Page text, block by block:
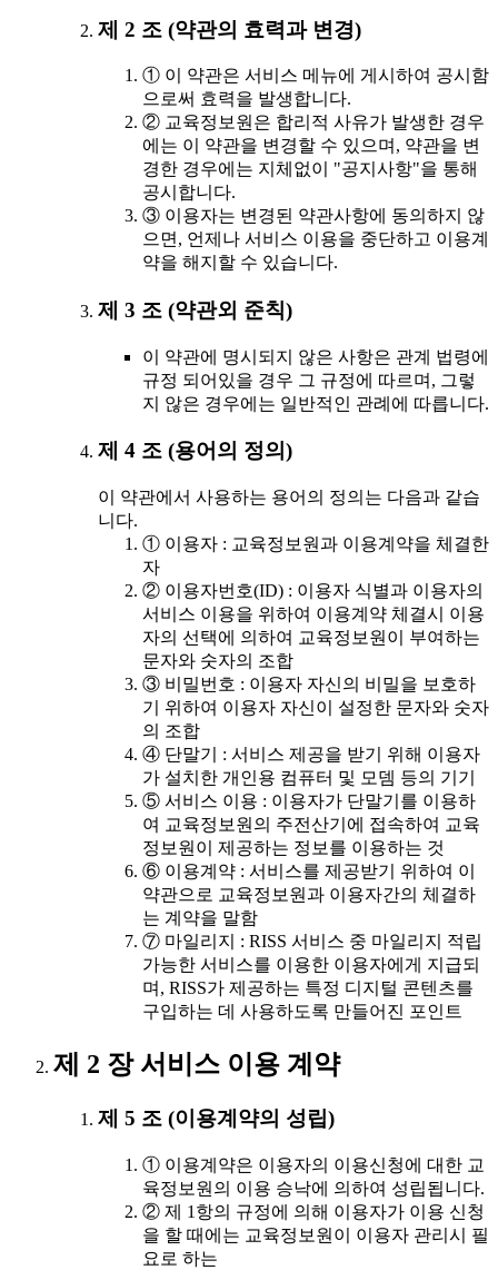
제 2 조 (약관의 효력과 변경)
① 이 약관은 서비스 메뉴에 게시하여 공시함
으로써 효력을 발생합니다.
② 교육정보원은 합리적 사유가 발생한 경우
에는 이 약관을 변경할 수 있으며, 약관을 변
경한 경우에는 지체없이 "공지사항"을 통해
공시합니다.
③ 이용자는 변경된 약관사항에 동의하지 않
으면, 언제나 서비스 이용을 중단하고 이용계
약을 해지할 수 있습니다.
제 3 조 (약관외 준칙)
이 약관에 명시되지 않은 사항은 관계 법령에
규정 되어있을 경우 그 규정에 따르며, 그렇
지 않은 경우에는 일반적인 관례에 따릅니다.
제 4 조 (용어의 정의)
이 약관에서 사용하는 용어의 정의는 다음과 같습
니다.
① 이용자 : 교육정보원과 이용계약을 체결한
자
② 이용자번호(ID) : 이용자 식별과 이용자의
서비스 이용을 위하여 이용계약 체결시 이용
자의 선택에 의하여 교육정보원이 부여하는
문자와 숫자의 조합
③ 비밀번호 : 이용자 자신의 비밀을 보호하
기 위하여 이용자 자신이 설정한 문자와 숫자
의 조합
④ 단말기 : 서비스 제공을 받기 위해 이용자
가 설치한 개인용 컴퓨터 및 모뎀 등의 기기
⑤ 서비스 이용 : 이용자가 단말기를 이용하
여 교육정보원의 주전산기에 접속하여 교육
정보원이 제공하는 정보를 이용하는 것
⑥ 이용계약 : 서비스를 제공받기 위하여 이
약관으로 교육정보원과 이용자간의 체결하
는 계약을 말함
⑦ 마일리지 : RISS 서비스 중 마일리지 적립
가능한 서비스를 이용한 이용자에게 지급되
며, RISS가 제공하는 특정 디지털 콘텐츠를
구입하는 데 사용하도록 만들어진 포인트
제 2 장 서비스 이용 계약
제 5 조 (이용계약의 성립)
① 이용계약은 이용자의 이용신청에 대한 교
육정보원의 이용 승낙에 의하여 성립됩니다.
② 제 1항의 규정에 의해 이용자가 이용 신청
을 할 때에는 교육정보원이 이용자 관리시 필
요로 하는